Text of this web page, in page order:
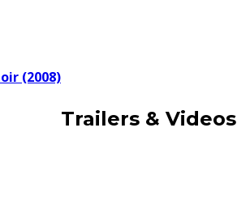
(2008)
Trailers & Videos